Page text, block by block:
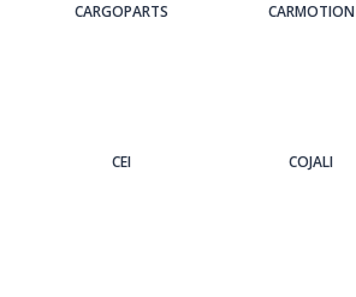
CARGOPARTS CARMOTION
CEI COJALI